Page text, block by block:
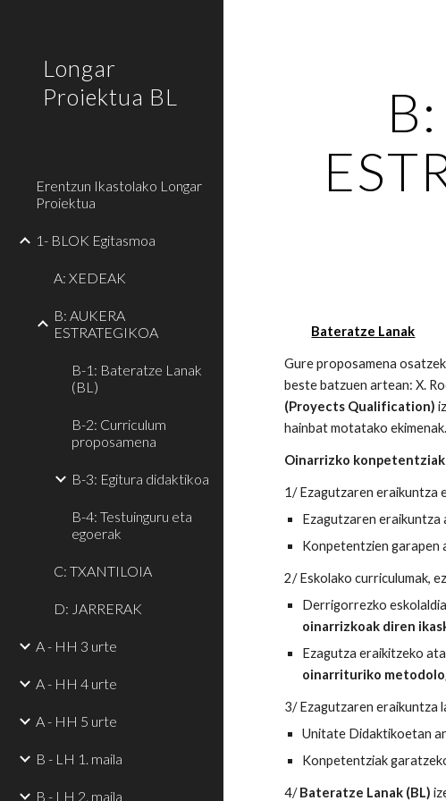
Longar
Proiektua BL
Erentzun Ikastolako Longar
Proiektua
1- BLOK Egitasmoa
A: XEDEAK
B: AUKERA
ESTRATEGIKOA
B-1: Bateratze Lanak
(BL)
B-2: Curriculum
proposamena
B-3: Egitura didaktikoa
B-4: Testuinguru eta
egoerak
C: TXANTILOIA
D: JARRERAK
A - HH 3 urte
A - HH 4 urte
A - HH 5 urte
B - LH 1. maila
B - LH 2. maila
Bateratze Lanak
Gure proposamena
beste batzuen artean: X.
(Proyects Qualification)
hainbat motatako ekimenak.
Oinarrizko
1/ Ezagutzaren eraikuntza
Ezagutzaren eraikuntza
Konpetentzien garapen
2/ Eskolako curriculumak,
Derrigorrezko
oinarrizkoak diren
Ezagutza eraikitzeko
oinarrituriko
3/ Ezagutzaren eraikuntza
Unitate Didaktikoetan
Konpetentziak
4/Bateratze Lanak (BL)